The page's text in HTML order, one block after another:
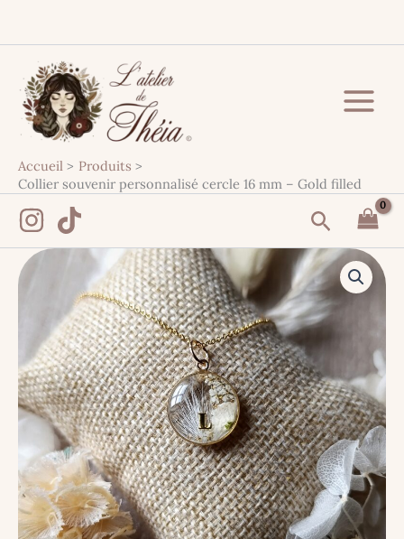
Accueil
Produits
Collier souvenir personnalisé cercle 16 mm – Gold filled